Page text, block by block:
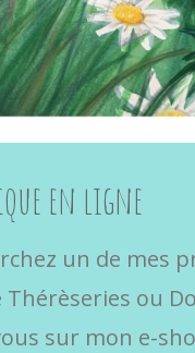
en ligne
un de mes
Thérèseries ou
sur mon e-